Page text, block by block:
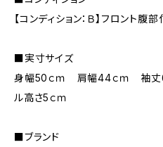
【コンディション：Ｂ】フロント腹
■実寸サイズ
身幅50ｃｍ 肩幅44ｃｍ 袖
ル高さ5ｃｍ
■ブランド